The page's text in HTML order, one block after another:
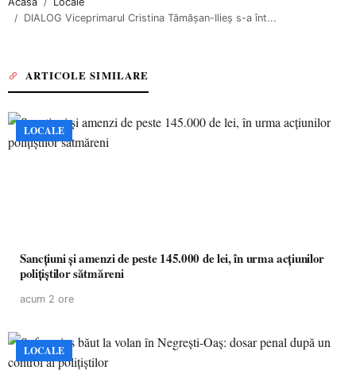
DIALOG Viceprimarul Cristina Tămășan-Ilieș s-a înt...
ARTICOLE SIMILARE
LOCALE
Sancțiuni și amenzi de peste 145.000 de lei, în urma acțiunilor
polițiștilor sătmăreni
acum 2 ore
LOCALE